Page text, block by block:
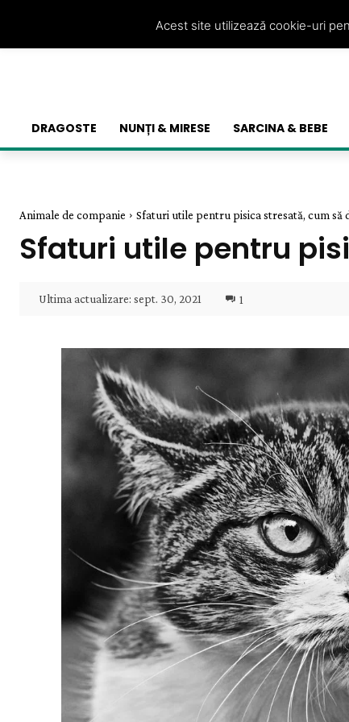
DRAGOSTE NUNȚI & MIRESE SARCINA & BEBE
Animale de companie Sfaturi utile pentru pisica stresată, cum să
Sfaturi utile pentru
Ultima actualizare: sept. 30, 2021 1
Acest site utilizează cookie-uri